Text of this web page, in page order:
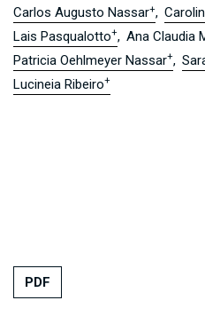
Carlos Augusto Nassar+
Lais Pasqualotto+
Ana Claudia
Patricia Oehlmeyer Nassar+
Lucineia Ribeiro+
PDF